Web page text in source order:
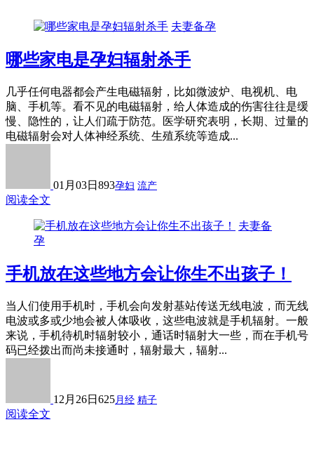
夫妻备孕
哪些家电是孕妇辐射杀手
几乎任何电器都会产生电磁辐射，比如微波炉、电视机、电
脑、手机等。看不见的电磁辐射，给人体造成的伤害往往是缓
慢、隐性的，让人们疏于防范。医学研究表明，长期、过量的
电磁辐射会对人体神经系统、生殖系统等造成...
01月03日 893孕妇 流产
阅读全文
夫妻备
孕
手机放在这些地方会让你生不出孩子！
当人们使用手机时，手机会向发射基站传送无线电波，而无线
电波或多或少地会被人体吸收，这些电波就是手机辐射。一般
来说，手机待机时辐射较小，通话时辐射大一些，而在手机号
码已经拨出而尚未接通时，辐射最大，辐射...
12月26日 625 月经 精子
阅读全文